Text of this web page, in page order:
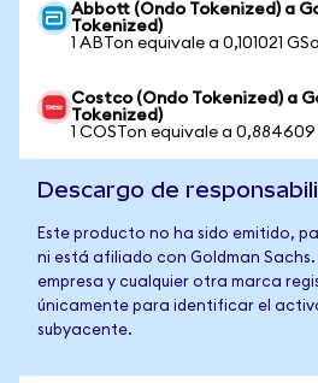
Abbott (Ondo Tokenized) a
Tokenized)
1 ABTon equivale a 0,101021
Costco (Ondo Tokenized) a
Tokenized)
1 COSTon equivale a 0,884609
Descargo de
Este producto no ha sido emitido,
ni está afiliado con Goldman Sachs.
empresa y cualquier otra marca
únicamente para identificar el
subyacente.